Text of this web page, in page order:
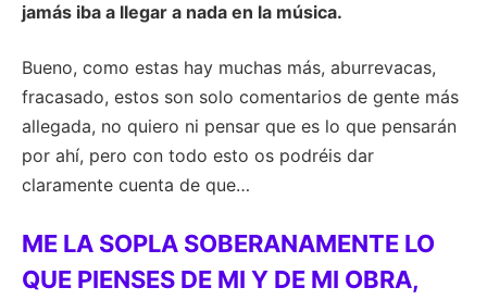
jamás iba a llegar a nada en la música.
Bueno, como estas hay muchas más, aburrevacas,
fracasado, estos son solo comentarios de gente más
allegada, no quiero ni pensar que es lo que pensarán
por ahí, pero con todo esto os podréis dar
claramente cuenta de que…
ME LA SOPLA SOBERANAMENTE LO
QUE PIENSES DE MI Y DE MI OBRA,